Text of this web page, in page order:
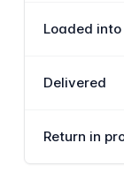
Loaded
Delivered
Return in